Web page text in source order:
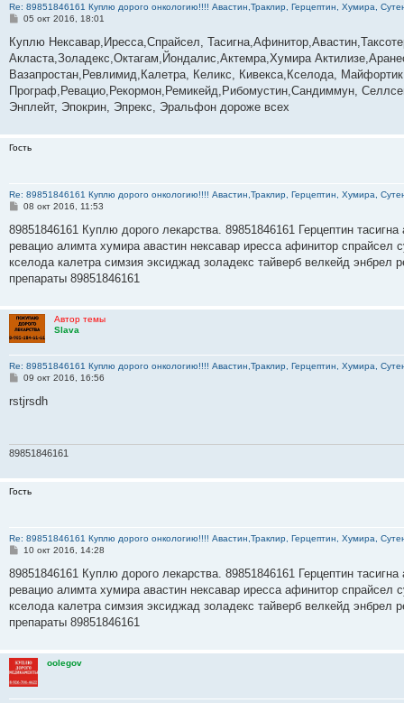
Re: 89851846161 Куплю дорого онкологию!!!! Авастин,Траклир, Герцептин, Хумира,
С
о
б
щ
е
и
е
05 окт 2016, 18:01
Куплю Нексавар,Иресса,Спрайсел,
Акласта,Золадекс,Октагам,Йондалис,Актемра,Хумира
Вазапростан,Ревлимид,Калетра, Келикс, Кивекса,Кселода,
Програф,Ревацио,Рекормон,Ремикейд,Рибомустин,Сандиммун,
Энплейт, Эпокрин, Эпрекс, Эральфон дороже всех
Гость
Re: 89851846161 Куплю дорого онкологию!!!! Авастин,Траклир, Герцептин, Хумира,
С
о
щ
е
и
08 окт 2016, 11:53
89851846161 Куплю дорого лекарства. 89851846161 Герцептин
ревацио алимта хумира авастин нексавар иресса афинитор спрайсел
кселода калетра симзия эксиджад золадекс тайверб велкейд энбрел
препараты 89851846161
Автор темы
Slava
Re: 89851846161 Куплю дорого онкологию!!!! Авастин,Траклир, Герцептин, Хумира,
С
о
б
и
09 окт 2016, 16:56
rstjrsdh
89851846161
Гость
Re: 89851846161 Куплю дорого онкологию!!!! Авастин,Траклир, Герцептин, Хумира,
С
о
щ
е
и
10 окт 2016, 14:28
89851846161 Куплю дорого лекарства. 89851846161 Герцептин
ревацио алимта хумира авастин нексавар иресса афинитор спрайсел
кселода калетра симзия эксиджад золадекс тайверб велкейд энбрел
препараты 89851846161
oolegov